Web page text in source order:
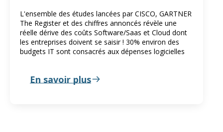
L'ensemble des études lancées par CISCO, GARTNER
The Register et des chiffres annoncés révèle une
réelle dérive des coûts Software/Saas et Cloud dont
les entreprises doivent se saisir ! 30% environ des
budgets IT sont consacrés aux dépenses logicielles
En savoir plus